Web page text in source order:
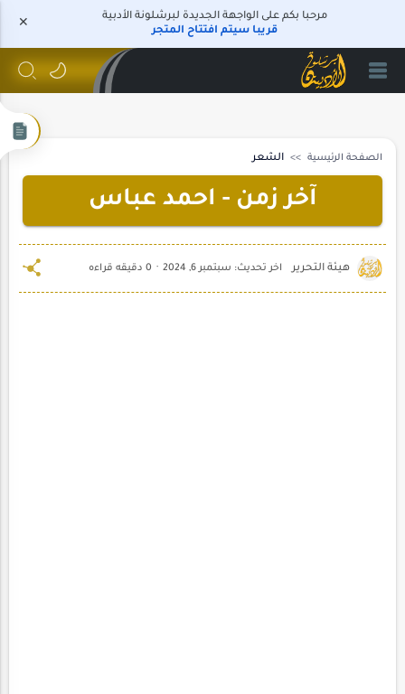
مرحبا بكم على الواجهة الجديدة لبرشلونة الأدبية
قريبا سيتم افتتاح المتجر
الصفحة الرئيسية الشعر
آخر زمن - احمد عباس
0 دقيقه قراءه